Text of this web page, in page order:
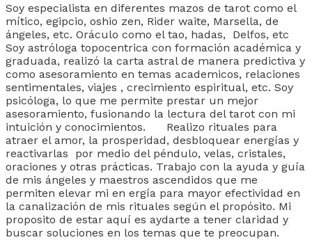
Soy especialista en diferentes mazos de tarot como el
mítico, egipcio, oshio zen, Rider waite, Marsella, de
ángeles, etc. Oráculo como el tao, hadas, Delfos, etc
Soy astróloga topocentrica con formación académica y
graduada, realizó la carta astral de manera predictiva y
como asesoramiento en temas academicos, relaciones
sentimentales, viajes , crecimiento espiritual, etc. Soy
psicóloga, lo que me permite prestar un mejor
asesoramiento, fusionando la lectura del tarot con mi
intuición y conocimientos. Realizo rituales para
atraer el amor, la prosperidad, desbloquear energías y
reactivarlas por medio del péndulo, velas, cristales,
oraciones y otras prácticas. Trabajo con la ayuda y guía
de mis ángeles y maestros ascendidos que me
permiten elevar mi en ergía para mayor efectividad en
la canalización de mis rituales según el propósito. Mi
proposito de estar aquí es aydarte a tener claridad y
buscar soluciones en los temas que te preocupan.